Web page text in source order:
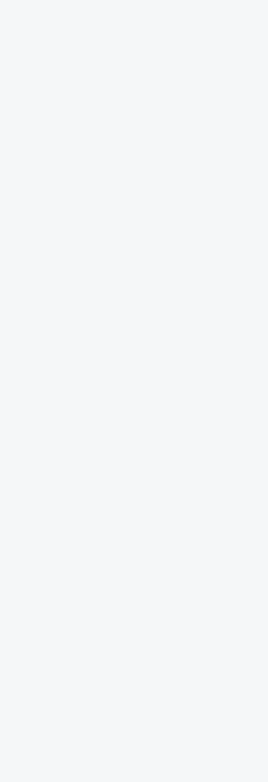
des documents
une lacune
(le ministre) de
Une
des dettes
soient fournis de
serment ou
à des
les
comme preuves
formulées. Le
procédurales pour
arrêt de la Cour
d’un organisme
231.1 (qui régit les
autorisation
une autorisation
renseignements
selon les
nouvelle pour les